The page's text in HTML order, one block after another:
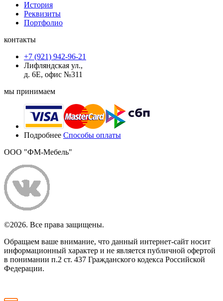
История
Реквизиты
Портфолио
контакты
+7 (921) 942-96-21
Лифляндская ул.,
д. 6Е, офис №311
мы принимаем
Подробнее Способы оплаты
ООО "ФМ-Мебель"
©2026. Все права защищены.
Обращаем ваше внимание, что данный интернет-сайт носит
информационный характер и не является публичной офертой
в понимании п.2 ст. 437 Гражданского кодекса Российской
Федерации.